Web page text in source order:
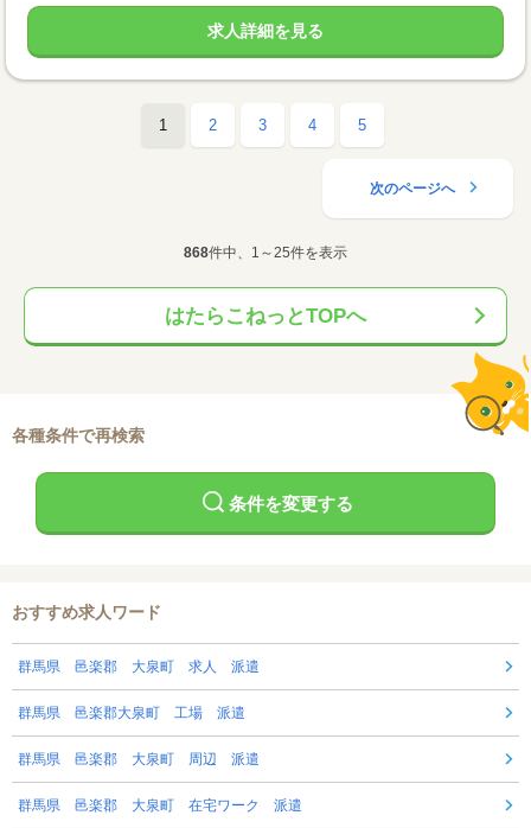
求人詳細を見る
1 2 3 4 5
次のページへ
868件中、1～25件を表示
はたらこねっとTOPへ
各種条件で再検索
条件を変更する
おすすめ求人ワード
群馬県 邑楽郡 大泉町 求人 派遣
群馬県 邑楽郡大泉町 工場 派遣
群馬県 邑楽郡 大泉町 周辺 派遣
群馬県 邑楽郡 大泉町 在宅ワーク 派遣